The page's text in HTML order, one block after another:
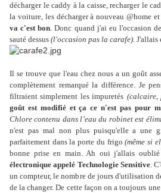
décharger le caddy à la caisse, recharger le
la voiture, les décharger à nouveau @home
va c'est bon. Donc quand j'ai eu l'occasion
sauté dessus (l'occasion pas la carafe). J'allais
Il se trouve que l'eau chez nous a un goût
complètement remarqué la différence. Je
filtraient simplement les impuretés (calcaire,
goût est modifié et ça ce n'est pas pour
Chlore contenu dans l’eau du robinet est
n'est pas mal non plus puisqu'elle a une
parfaitement dans la porte du frigo(même si
bonne prise en main. Ah oui j'allais
électronique appelé Technologie Sensitive.
un compteur, le nombre de jours d'utilisation
de la changer. De cette façon on a toujours